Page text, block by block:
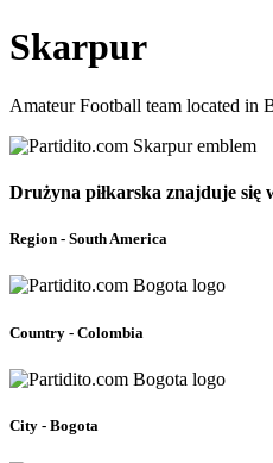
Skarpur
Amateur Football team located in
Drużyna piłkarska znajduje się
Region - South America
Country - Colombia
City - Bogota